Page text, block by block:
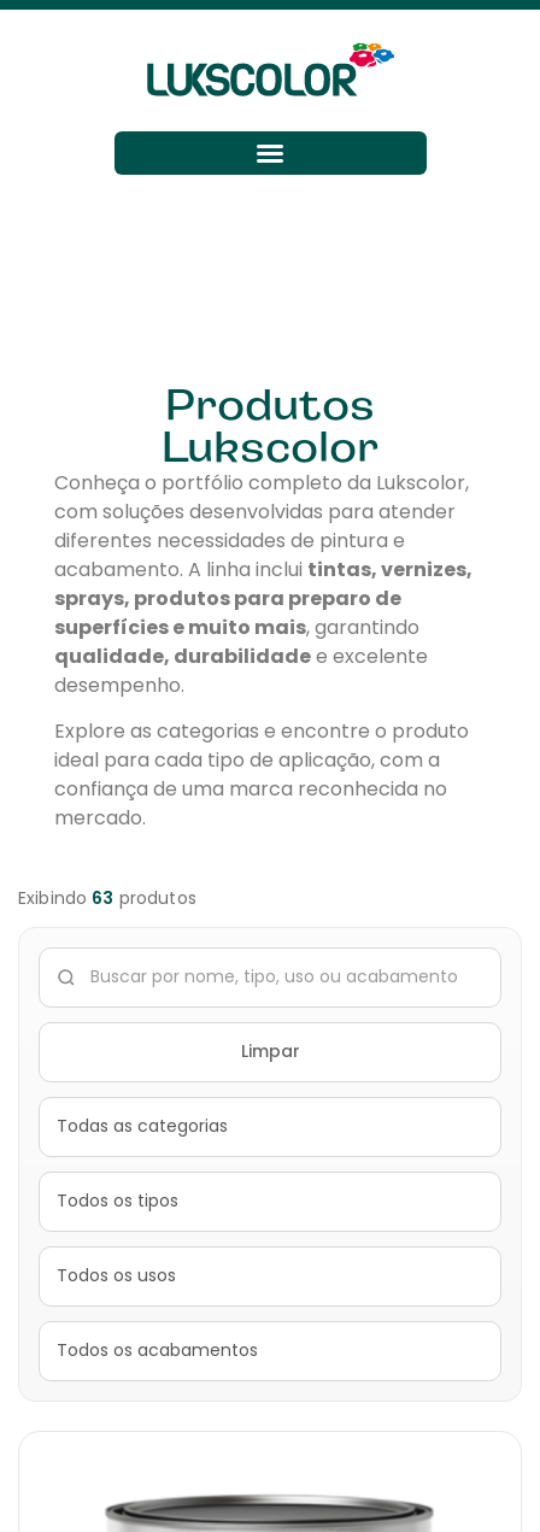
Produtos
Lukscolor
Conheça o portfólio completo da Lukscolor,
com soluções desenvolvidas para atender
diferentes necessidades de pintura e
acabamento. A linha inclui tintas, vernizes,
sprays, produtos para preparo de
superfícies e muito mais, garantindo
qualidade, durabilidadee excelente
desempenho.
Explore as categorias e encontre o produto
ideal para cada tipo de aplicação, com a
confiança de uma marca reconhecida no
mercado.
Exibindo 63 produtos
Limpar